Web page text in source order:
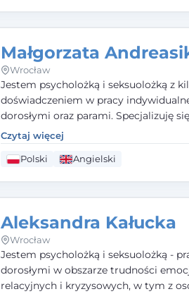
Małgorzata
Wrocław
Jestem psycholożką i seksuolożką z
doświadczeniem w pracy
dorosłymi oraz parami. Specjalizuję
seksualnego, żałoby, kryzysów
zawodowego. Pracuję w języku
podejściu humanistycznym, opartym
Czytaj więcej
Polski Angielski
Aleksandra Kałucka
Wrocław
Jestem psycholożką i seksuolożką -
dorosłymi w obszarze trudności
relacyjnych i kryzysowych, w tym z